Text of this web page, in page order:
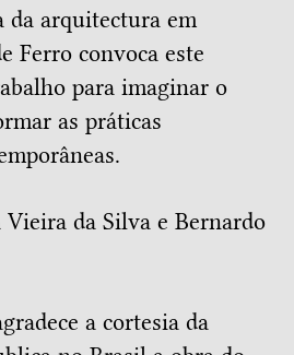
da arquitectura em
Ferro convoca este
para imaginar o
as práticas
Vieira da Silva e Bernardo
a cortesia da